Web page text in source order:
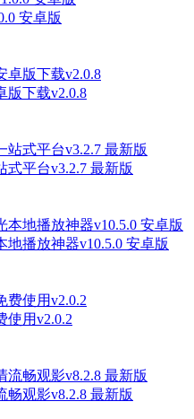
安卓版
版下载v2.0.8
式平台v3.2.7 最新版
播放神器v10.5.0 安卓版
使用v2.0.2
观影v8.2.8 最新版